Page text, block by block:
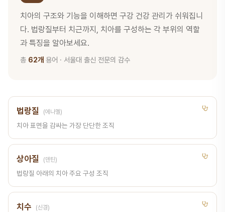
치아의 구조와 기능을 이해하면 구강 건강 관리가 쉬워집니
다. 법랑질부터 치근까지, 치아를 구성하는 각 부위의 역할
과 특징을 알아보세요.
총 62개 용어 · 서울대 출신 전문의 감수
법랑질 (에나멜)
치아 표면을 감싸는 가장 단단한 조직
상아질 (덴틴)
법랑질 아래의 치아 주요 구성 조직
치수 (신경)